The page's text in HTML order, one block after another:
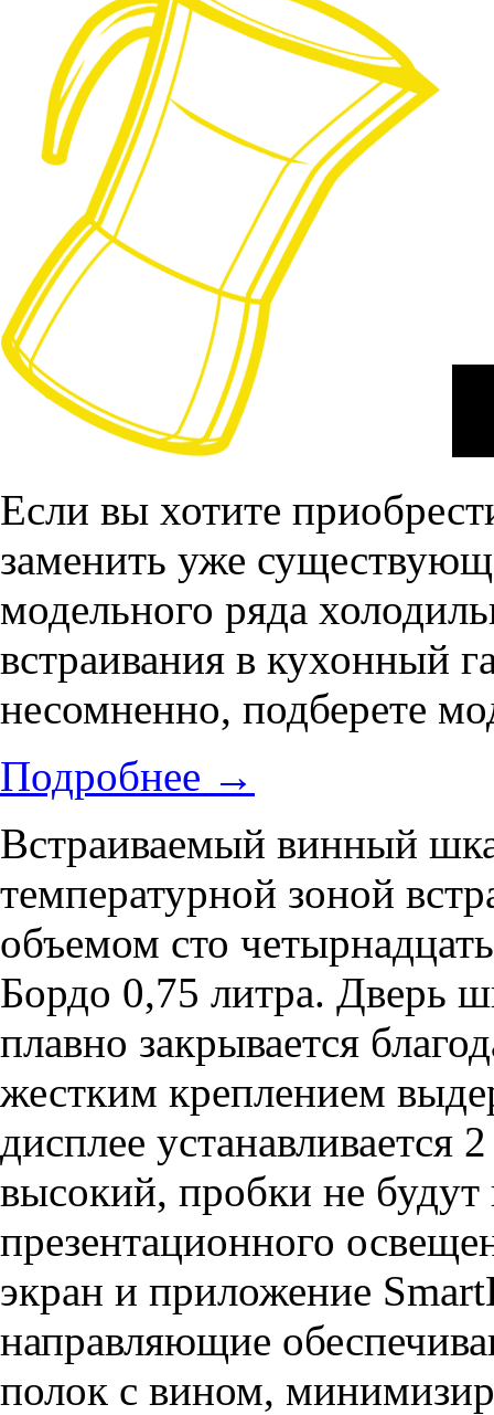
Если вы хотите
заменить уже
модельного ряда
встраивания в кухонный
несомненно, подберете
Подробнее →
Встраиваемый винный
температурной зоной
объемом сто
Бордо 0,75 литра. Дверь
плавно закрывается
жестким креплением
дисплее устанавливается
высокий, пробки не будут
презентационного
экран и приложение
направляющие
полок с вином,